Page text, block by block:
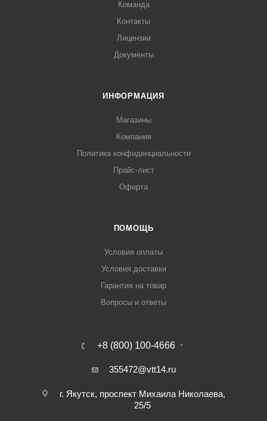
Команда
Контакты
Лицензии
Документы
ИНФОРМАЦИЯ
Магазины
Компания
Политика конфиденциальности
Прайс-лист
Оферта
ПОМОЩЬ
Условия оплаты
Условия доставки
Гарантия на товар
Вопросы и ответы
+8 (800) 100-4666
355472@vtt14.ru
г. Якутск, проспект Михаила Николаева,
25/5